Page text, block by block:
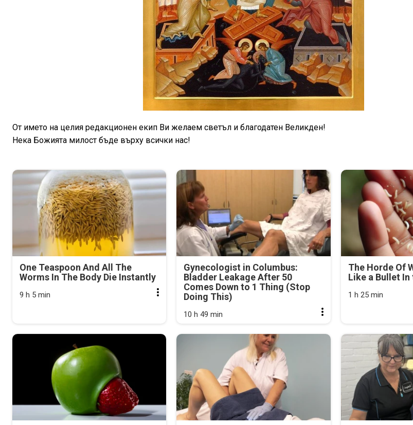
От името на целия редакционен екип Ви желаем светъл и благодатен Великден!
Нека Божията милост бъде върху всички нас!
One Teaspoon And All The
Worms In The Body Die Instantly
9 h 5 min
Gynecologist in Columbus:
Bladder Leakage After 50
Comes Down to 1 Thing (Stop
Doing This)
10 h 49 min
The Horde Of
Like a Bullet
1 h 25 min